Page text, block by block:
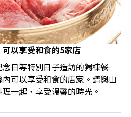
以享受和食的5家店
日等特別日子造訪的獨棟餐
可以享受和食的店家。請與山
一起，享受溫馨的時光。